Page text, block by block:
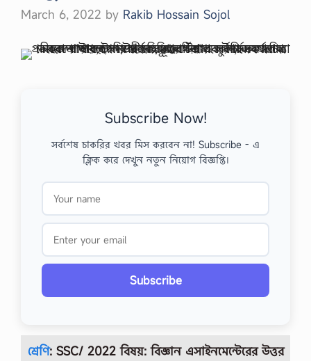
March 6, 2022 by Rakib Hossain Sojol
Subscribe Now!
সর্বশেষ চাকরির খবর মিস করবেন না! Subscribe - এ
ক্লিক করে দেখুন নতুন নিয়োগ বিজ্ঞপ্তি।
Subscribe
শ্রেণি: SSC/ 2022 বিষয়: বিজ্ঞান এসাইনমেন্টেরের উত্তর